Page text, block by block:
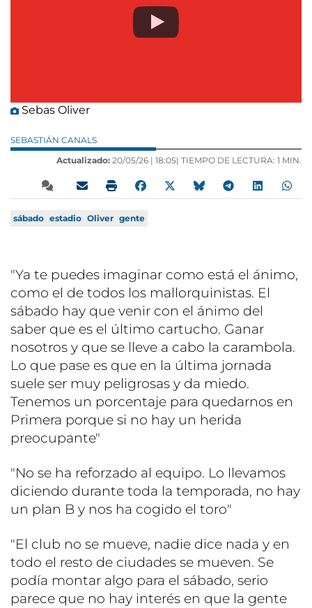
Sebas Oliver
SEBASTIÁN CANALS
Actualizado: 20/05/26 | 18:05| TIEMPO DE LECTURA: 1 MIN.
sábado estadio Oliver gente
"Ya te puedes imaginar como está el ánimo,
como el de todos los mallorquinistas. El
sábado hay que venir con el ánimo del
saber que es el último cartucho. Ganar
nosotros y que se lleve a cabo la carambola.
Lo que pase es que en la última jornada
suele ser muy peligrosas y da miedo.
Tenemos un porcentaje para quedarnos en
Primera porque si no hay un herida
preocupante"
"No se ha reforzado al equipo. Lo llevamos
diciendo durante toda la temporada, no hay
un plan B y nos ha cogido el toro"
"El club no se mueve, nadie dice nada y en
todo el resto de ciudades se mueven. Se
podía montar algo para el sábado, serio
parece que no hay interés en que la gente